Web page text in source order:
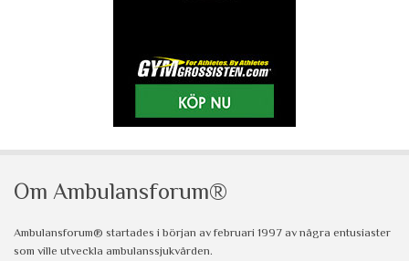
Om Ambulansforum®
Ambulansforum® startades i början av februari 1997 av några entusiaster
som ville utveckla ambulanssjukvården.